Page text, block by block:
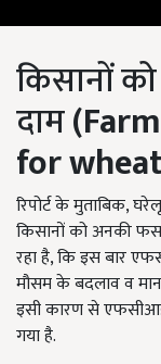
किसानों
दाम
for
रिपोर्ट के मुताबिक,
किसानों को अनकी
रहा है, कि इस बार
मौसम के बदलाव व
इसी कारण से
गया है.